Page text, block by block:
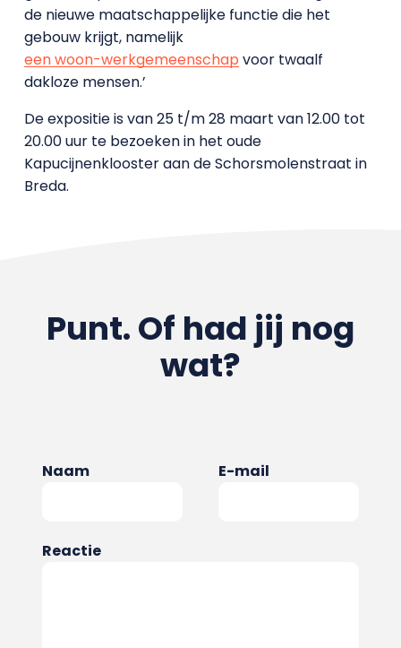
de nieuwe maatschappelijke functie die het
gebouw krijgt, namelijk
een woon-werkgemeenschap voor twaalf
dakloze mensen.’
De expositie is van 25 t/m 28 maart van 12.00 tot
20.00 uur te bezoeken in het oude
Kapucijnenklooster aan de Schorsmolenstraat in
Breda.
Punt. Of had jij nog
wat?
Naam E-mail
Reactie